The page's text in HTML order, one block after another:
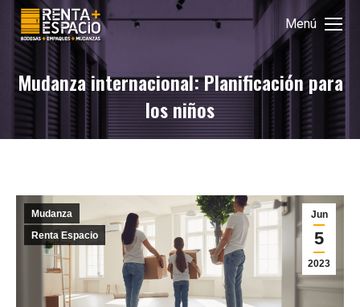
Menú
Mudanza internacional: Planificación para
los niños
Jun
5
2023
Mudanza
Renta Espacio